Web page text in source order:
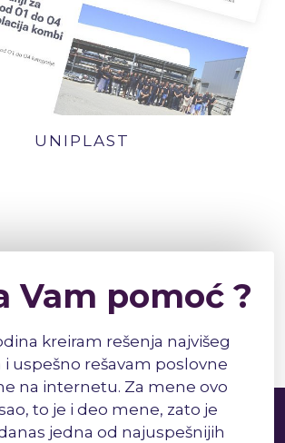
UNIPLAST
Vam pomoć ?
kreiram rešenja najvišeg
i uspešno rešavam poslovne
na internetu. Za mene ovo
to je i deo mene, zato je
jedna od najuspešnijih